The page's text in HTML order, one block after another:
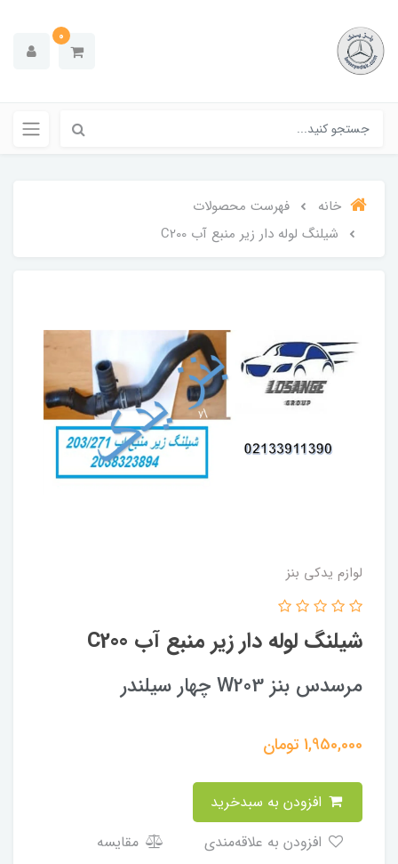
0
خانه
فهرست محصولات
شیلنگ لوله دار زیر منبع آب C200
لوازم یدکی بنز
شیلنگ لوله دار زیر منبع آب C200
مرسدس بنز W203 چهار سیلندر
1,950,000تومان
مقایسه